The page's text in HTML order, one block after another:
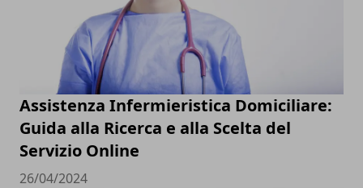
Assistenza Infermieristica Domiciliare:
Guida alla Ricerca e alla Scelta del
Servizio Online
26/04/2024